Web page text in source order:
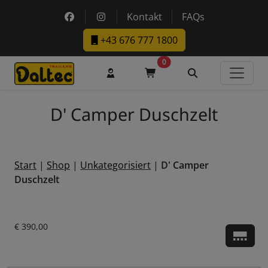
Skip to main content
https://www.facebook.com/DaltecAustria
https://www.instagram.com/
Kontakt
FAQs
+43 676 777 1800
BenutzerkontoWarenkorb
0
D' Camper Duschzelt
Start | Shop | Unkategorisiert | D' Camper
Duschzelt
€ 390,00Aktueller Preis ist: € 390,00.
Zu